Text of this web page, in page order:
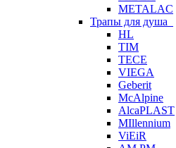
METALAC
Трапы для душа
HL
TIM
TECE
VIEGA
Geberit
McAlpine
AlcaPLAST
MIllennium
ViEiR